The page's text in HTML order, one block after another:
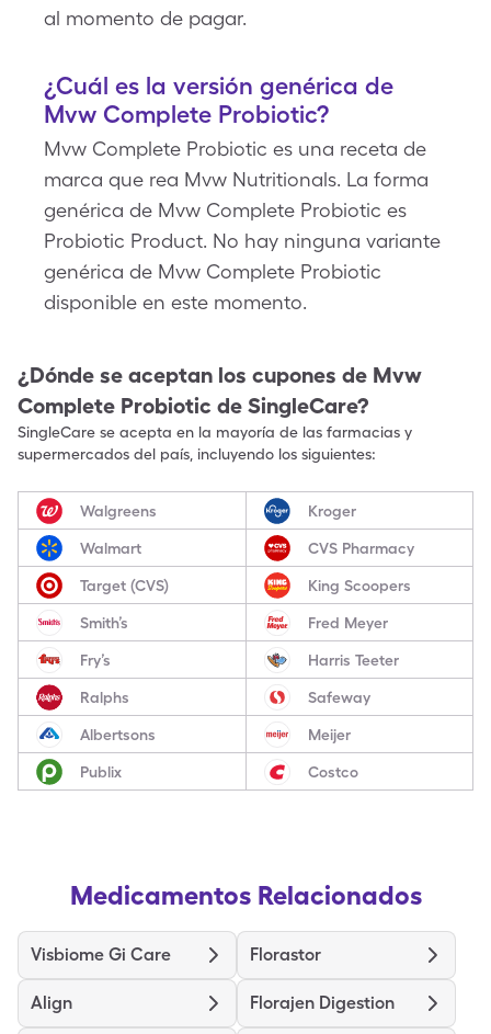
al momento de pagar.
¿Cuál es la versión genérica de
Mvw Complete Probiotic?
Mvw Complete Probiotic es una receta de
marca que rea Mvw Nutritionals. La forma
genérica de Mvw Complete Probiotic es
Probiotic Product. No hay ninguna variante
genérica de Mvw Complete Probiotic
disponible en este momento.
¿Dónde se aceptan los cupones de Mvw
Complete Probiotic de SingleCare?
SingleCare se acepta en la mayoría de las farmacias y
supermercados del país, incluyendo los siguientes:
Walgreens Kroger
Walmart CVS Pharmacy
Target (CVS) King Scoopers
Smith’s Fred Meyer
Fry’s Harris Teeter
Ralphs Safeway
Albertsons Meijer
Publix Costco
Medicamentos Relacionados
Visbiome Gi Care Florastor
Align Florajen Digestion